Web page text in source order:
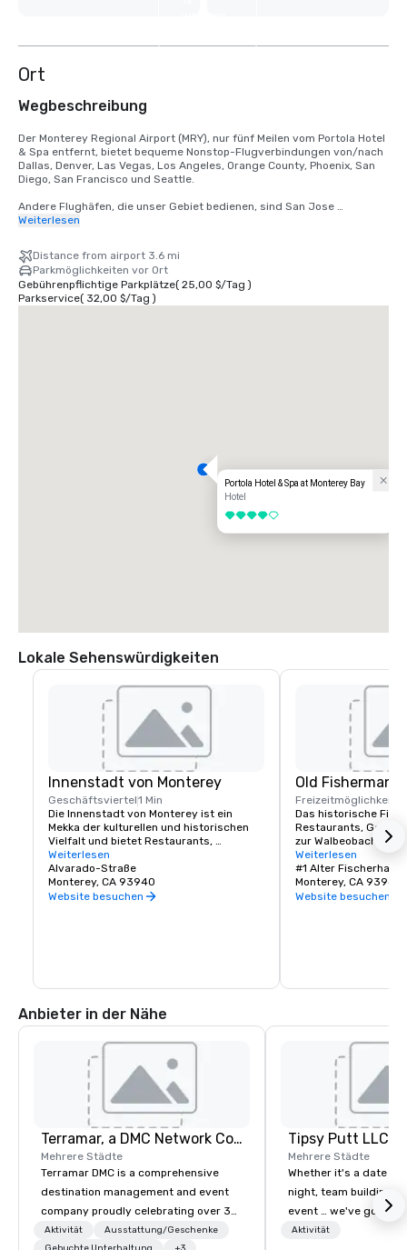
Ort
Wegbeschreibung
Der Monterey Regional Airport (MRY), nur fünf Meilen vom Portola Hotel
& Spa entfernt, bietet bequeme Nonstop-Flugverbindungen von/nach
Dallas, Denver, Las Vegas, Los Angeles, Orange County, Phoenix, San
Diego, San Francisco und Seattle.
Andere Flughäfen, die unser Gebiet bedienen, sind San Jose
International (SJC) und San Francisco International (SFO). Sie werden
Airbus ergänzt.
Viele der wichtigsten Attraktionen, Unterhaltungsmöglichkeiten und
Aktivitäten von Monterey sind von unserem Hotel aus zu Fuß
erreichbar. Wir helfen Ihnen auch gerne bei der Organisation von
Weiterlesen
Distance from airport 3.6 mi
Parkmöglichkeiten vor Ort
Gebührenpflichtige Parkplätze( 25,00 $/Tag )
Parkservice( 32,00 $/Tag )
Portola Hotel & Spa at Monterey Bay
Hotel
4 von 5
Lokale Sehenswürdigkeiten
Innenstadt von Monterey
Geschäftsviertel1 Min
Die Innenstadt von Monterey ist ein
Mekka der kulturellen und historischen
Vielfalt und bietet Restaurants,
Geschäfte, Verkostungsräume, Museen,
Unterhaltungsmöglichkeiten und einen
wöchentlichen zertifizierten
Bauernmarkt.
Weiterlesen
Alvarado-Straße
Monterey, CA 93940
Website besuchen
Old
Freizeitmöglichkeiten
Das historische
Restaurants,
zur
Angeln. Beobachten
den Hafen
das Café für HBOs
Weiterlesen
#1 Alter Fischerhafen
Monterey, CA 93940
Website besuchen
Anbieter in der Nähe
Terramar, a DMC Network Company
Mehrere Städte
Terramar DMC is a comprehensive
destination management and event
company proudly celebrating over 30
years in business. Renowned for its
Aktivität
Ausstattung/Geschenke
Tipsy Putt LLC
Mehrere Städte
Whether it's a date
night, team building,
event … we've got you
Unlimited amounts of
Aktivität